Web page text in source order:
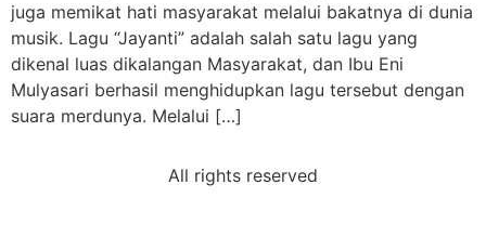
juga memikat hati masyarakat melalui bakatnya di dunia
musik. Lagu “Jayanti” adalah salah satu lagu yang
dikenal luas dikalangan Masyarakat, dan Ibu Eni
Mulyasari berhasil menghidupkan lagu tersebut dengan
suara merdunya. Melalui […]
All rights reserved